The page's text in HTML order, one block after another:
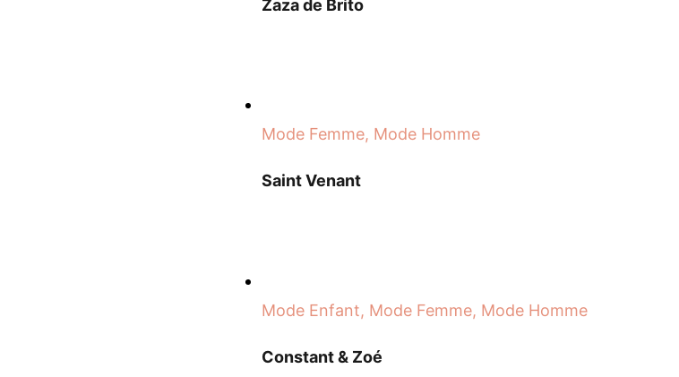
Zaza de Brito
Mode Femme, Mode Homme
Saint Venant
Mode Enfant, Mode Femme, Mode Homme
Constant & Zoé